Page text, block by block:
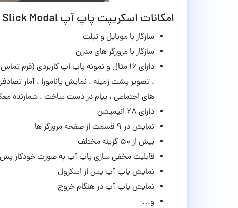
امکانات اسکریپت پاپ آپ Slick Modal نسخه 3.4
سازگار با موبایل و تبلت
سازگار با مرورگر های مدرن
دارای ۱۶ مثال و نمونه پاپ اپ کاربردی (فرم
، تصویر پشت زمینه ، نمایش پانامورا ، آمار
های اجتماعی ، پیام در دست ساخت ، شمارنده
دارای ۲۸ انیمیشن
نمایش در ۹ قسمت از صفحه مرورگر ها
بیش از ۵۰ گزینه مختلف
قابلیت مخفی سازی پاپ آپ به صورت خودکار پس
نمایش پاپ آپ پس از اسکرول
نمایش پاپ آپ در هنگام خروج
و…